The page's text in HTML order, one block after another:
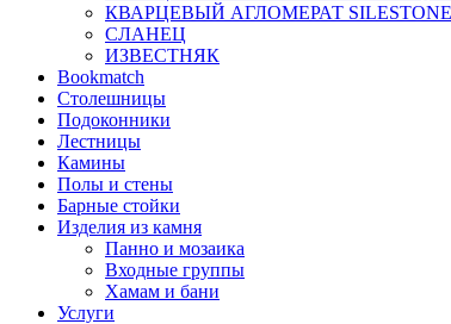
КВАРЦЕВЫЙ АГЛОМЕРАТ SILESTONE
СЛАНЕЦ
ИЗВЕСТНЯК
Bookmatch
Столешницы
Подоконники
Лестницы
Камины
Полы и стены
Барные стойки
Изделия из камня
Панно и мозаика
Входные группы
Хамам и бани
Услуги